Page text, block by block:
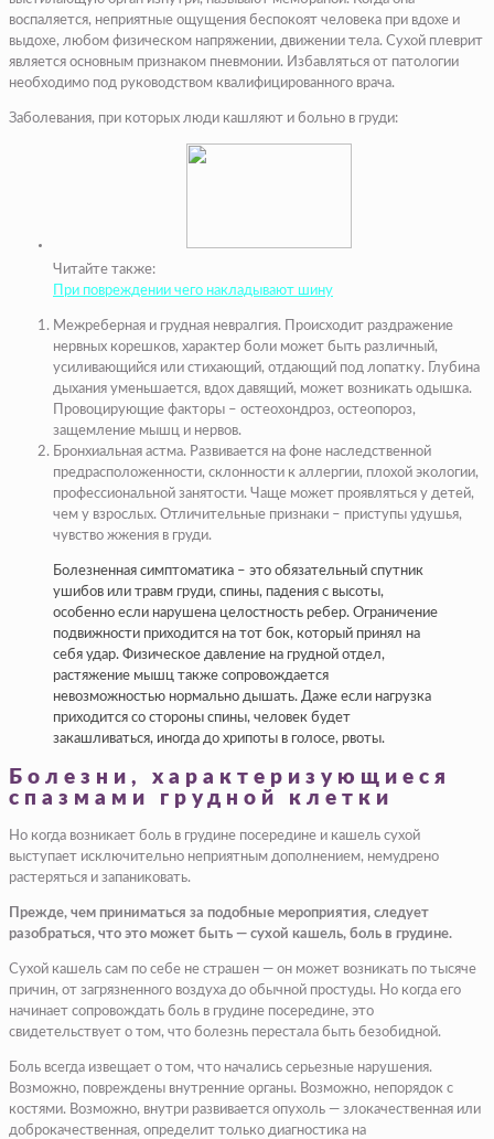
воспаляется, неприятные ощущения беспокоят человека при вдохе и
выдохе, любом физическом напряжении, движении тела. Сухой плеврит
является основным признаком пневмонии. Избавляться от патологии
необходимо под руководством квалифицированного врача.
Заболевания, при которых люди кашляют и больно в груди:
Читайте также:
При повреждении чего накладывают шину
Межреберная и грудная невралгия. Происходит раздражение
нервных корешков, характер боли может быть различный,
усиливающийся или стихающий, отдающий под лопатку. Глубина
дыхания уменьшается, вдох давящий, может возникать одышка.
Провоцирующие факторы – остеохондроз, остеопороз,
защемление мышц и нервов.
Бронхиальная астма. Развивается на фоне наследственной
предрасположенности, склонности к аллергии, плохой экологии,
профессиональной занятости. Чаще может проявляться у детей,
чем у взрослых. Отличительные признаки – приступы удушья,
чувство жжения в груди.
Болезненная симптоматика – это обязательный спутник
ушибов или травм груди, спины, падения с высоты,
особенно если нарушена целостность ребер. Ограничение
подвижности приходится на тот бок, который принял на
себя удар. Физическое давление на грудной отдел,
растяжение мышц также сопровождается
невозможностью нормально дышать. Даже если нагрузка
приходится со стороны спины, человек будет
закашливаться, иногда до хрипоты в голосе, рвоты.
Болезни, характеризующиеся
спазмами грудной клетки
Но когда возникает боль в грудине посередине и кашель сухой
выступает исключительно неприятным дополнением, немудрено
растеряться и запаниковать.
Прежде, чем приниматься за подобные мероприятия, следует
разобраться, что это может быть — сухой кашель, боль в грудине.
Сухой кашель сам по себе не страшен — он может возникать по тысяче
причин, от загрязненного воздуха до обычной простуды. Но когда его
начинает сопровождать боль в грудине посередине, это
свидетельствует о том, что болезнь перестала быть безобидной.
Боль всегда извещает о том, что начались серьезные нарушения.
Возможно, повреждены внутренние органы. Возможно, непорядок с
костями. Возможно, внутри развивается опухоль — злокачественная или
доброкачественная, определит только диагностика на